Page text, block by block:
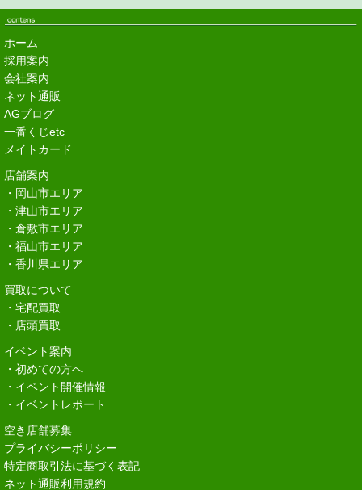
ホーム
採用案内
会社案内
ネット通販
AGブログ
一番くじetc
メイトカード
店舗案内
・岡山市エリア
・津山市エリア
・倉敷市エリア
・福山市エリア
・香川県エリア
買取について
・宅配買取
・店頭買取
イベント案内
・初めての方へ
・イベント開催情報
・イベントレポート
空き店舗募集
プライバシーポリシー
特定商取引法に基づく表記
ネット通販利用規約